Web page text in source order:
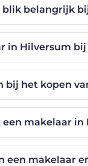
blik belangrijk
in Hilversum
bij het kopen
makelaar
een makelaar